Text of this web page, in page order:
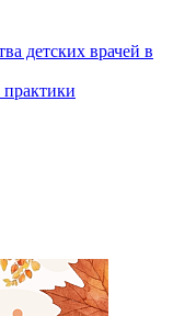
детских врачей в